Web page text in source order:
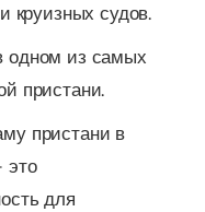
круизных судов.
одном из самых
пристани.
пристани в
это
для